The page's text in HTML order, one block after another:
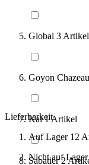
Global 3 Artikel
Goyon Chazeau
Kai 1Artikel
Sabatier 2
Lieferbarkeit
Auf Lager 12
Nicht auf Lager